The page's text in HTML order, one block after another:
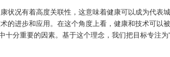
状况有着高度关联性，这意味着健康可以成为代表
的进步和应用。在这个角度上看，健康和技术可以
十分重要的因素。基于这个理念，我们把目标专注